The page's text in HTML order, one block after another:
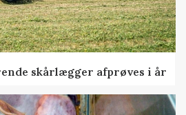
skårlægger afprøves i år